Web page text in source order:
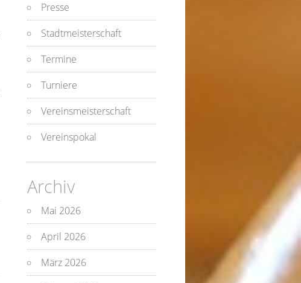
Presse
Stadtmeisterschaft
Termine
Turniere
Vereinsmeisterschaft
Vereinspokal
Archiv
Mai 2026
April 2026
März 2026